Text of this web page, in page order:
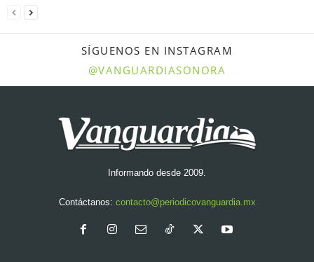
SÍGUENOS EN INSTAGRAM
@VANGUARDIASONORA
Informando desde 2009.
Contáctanos: contacto@periodicovanguardia.mx